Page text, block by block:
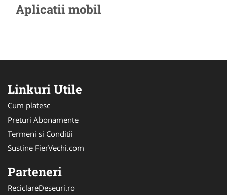
Aplicatii mobil
Linkuri Utile
Cum platesc
Preturi Abonamente
Termeni si Conditii
Sustine FierVechi.com
Parteneri
ReciclareDeseuri.ro